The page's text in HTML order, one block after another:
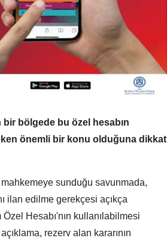
bölgede bu özel hesabın
önemli bir konu olduğuna dikkat
sunduğu savunmada,
ilan edilme gerekçesi açıkça
Hesabı'nın kullanılabilmesi
rezerv alan kararının